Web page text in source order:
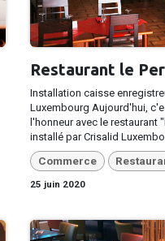
Restaurant le
Installation caisse
Luxembourg Aujourd'hui,
l'honneur avec le restaurant
installé par Crisalid
Commerce
25 juin 2020